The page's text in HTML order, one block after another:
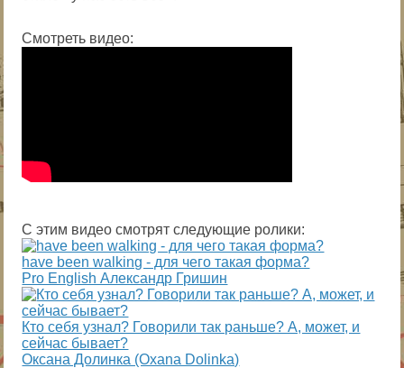
Смотреть видео:
С этим видео смотрят следующие ролики:
have been walking - для чего такая форма?
Pro English Александр Гришин
Кто себя узнал? Говорили так раньше? А, может, и
сейчас бывает?
Оксана Долинка (Oxana Dolinka)